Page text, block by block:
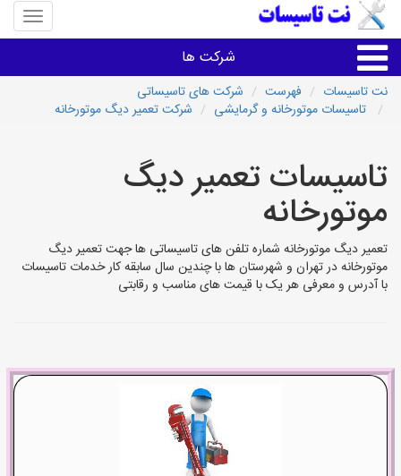
منوی
سایت
شرکت ها
خدمات تاسیسات ساختمان
خدمات تاسیسات ساختمان
تاسیساتی های شهرها
نت تاسیسات فهرست
شرکت های تاسیساتی
تاسیسات موتورخانه و گرمایشی
شرکت تعمیر دیگ موتورخانه
تاسیسات تعمیر دیگ
موتورخانه
تعمیر دیگ موتورخانه شماره تلفن های تاسیساتی ها جهت تعمیر دیگ
موتورخانه در تهران و شهرستان ها با چندین سال سابقه کار خدمات تاسیسات
با آدرس و معرفی هر یک با قیمت های مناسب و رقابتی